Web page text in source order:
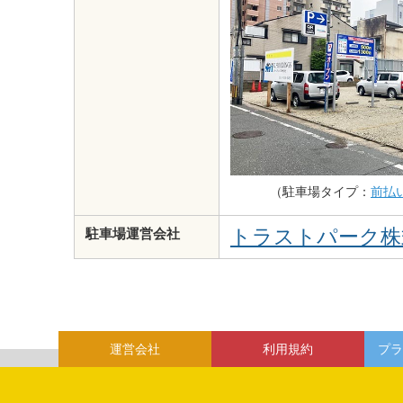
（駐車場タイプ： 前払
駐車場運営会社 トラストパーク
運営会社 利用規約 プ